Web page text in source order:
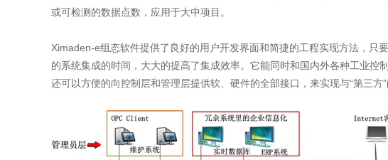
或可检测的数据点数，应用于大中项目。
Ximaden-e组态软件提供了良好的用户开发界面和简捷的工程实现方法，只
的系统集成的时间，大大的提高了集成效率。它能同时和国内外各种工业
还可以方便的向控制层和管理层提供软、硬件的全部接口，来实现与“第三方